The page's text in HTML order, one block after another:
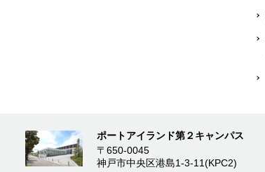
ポートアイランド第２キャンパス
〒650-0045
神戸市中央区港島1-3-11(KPC2)